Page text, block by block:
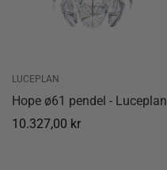
LUCEPLAN
Hope ø61 pendel - Luceplan
Normal
10.327,00 kr